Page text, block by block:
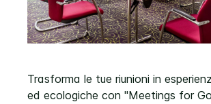
Trasforma le tue riunioni in
ed ecologiche con "Meetings for